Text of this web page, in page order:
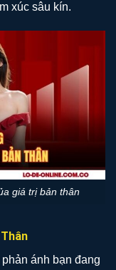
xúc sâu kín.
giá trị bản thân
ánh bạn đang